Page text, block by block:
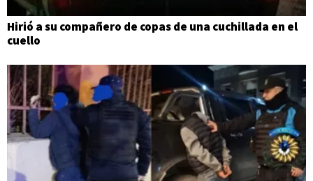
Hirió a su compañero de copas de una cuchillada en el
cuello